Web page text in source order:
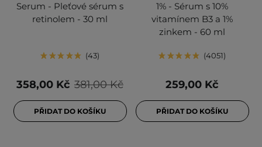
Serum - Pleťové sérum s
retinolem - 30 ml
43
381,00 Kč
358,00 Kč
PŘIDAT DO KOŠÍKU
1% - Sérum s 10%
vitamínem B3 a 1%
zinkem - 60 ml
4051
259,00 Kč
PŘIDAT DO KOŠÍKU